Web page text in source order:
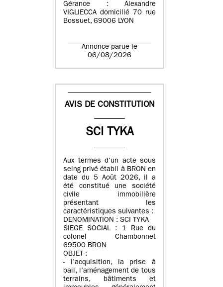
Gérance : Alexandre
VIGLIECCA domicilié 70 rue
Bossuet, 69006 LYON
Annonce parue le
06/08/2026
AVIS DE CONSTITUTION
SCI TYKA
Aux termes d’un acte sous
seing privé établi à BRON en
date du 5 Août 2026, il a
été constitué une société
civile immobilière
présentant les
caractéristiques suivantes :
DENOMINATION : SCI TYKA
SIEGE SOCIAL : 1 Rue du
colonel Chambonnet
69500 BRON
OBJET :
- l’acquisition, la prise à
bail, l’aménagement de tous
terrains, bâtiments et